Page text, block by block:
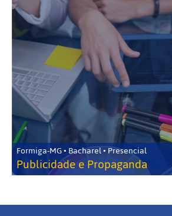
Formiga-MG • Bacharel • Presencial
Publicidade e Propaganda